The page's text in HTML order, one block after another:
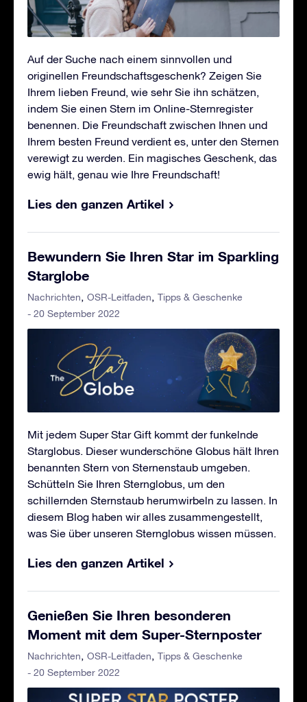
Auf der Suche nach einem sinnvollen und
originellen Freundschaftsgeschenk? Zeigen Sie
Ihrem lieben Freund, wie sehr Sie ihn schätzen,
indem Sie einen Stern im Online-Sternregister
benennen. Die Freundschaft zwischen Ihnen und
Ihrem besten Freund verdient es, unter den Sternen
verewigt zu werden. Ein magisches Geschenk, das
ewig hält, genau wie Ihre Freundschaft!
Lies den ganzen Artikel
Bewundern Sie Ihren Star im Sparkling
Starglobe
Nachrichten OSR-Leitfaden
Tipps & Geschenke
- 20 September 2022
Mit jedem Super Star Gift kommt der funkelnde
Starglobus. Dieser wunderschöne Globus hält Ihren
benannten Stern von Sternenstaub umgeben.
Schütteln Sie Ihren Sternglobus, um den
schillernden Sternstaub herumwirbeln zu lassen. In
diesem Blog haben wir alles zusammengestellt,
was Sie über unseren Sternglobus wissen müssen.
Lies den ganzen Artikel
Genießen Sie Ihren besonderen
Moment mit dem Super-Sternposter
Nachrichten OSR-Leitfaden
Tipps & Geschenke
- 20 September 2022